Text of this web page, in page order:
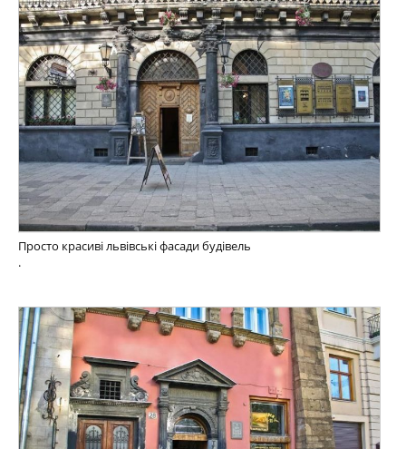
Просто красиві львівські фасади будівель
.